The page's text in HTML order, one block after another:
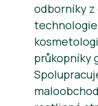
odborníky
průkopníky